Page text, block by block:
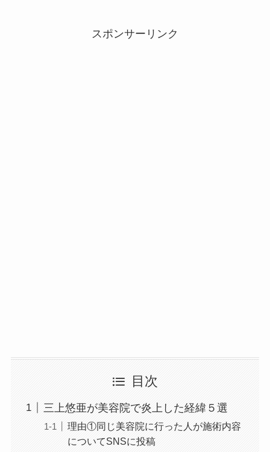
スポンサーリンク
目次
三上悠亜が美容院で炎上した経緯５選
理由①同じ美容院に行った人が施術内容
についてSNSに投稿